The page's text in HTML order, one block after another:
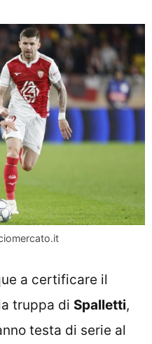
a certificare il
truppa di Spalletti,
testa di serie al